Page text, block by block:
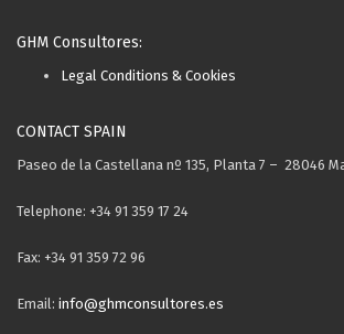
GHM Consultores:
Legal Conditions & Cookies
CONTACT SPAIN
Paseo de la Castellana nº 135, Planta 7 – 28046
Telephone: +34 91 359 17 24
Fax: +34 91 359 72 96
Email: info@ghmconsultores.es